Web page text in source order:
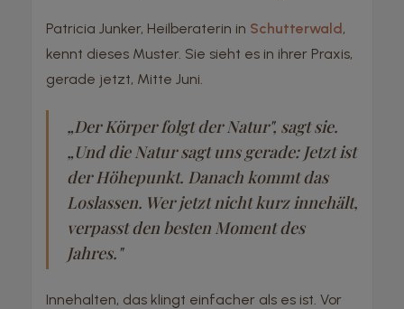
Patricia Junker, Heilberaterin in Schutterwald,
kennt dieses Muster. Sie sieht es in ihrer Praxis,
gerade jetzt, Mitte Juni.
„Der Körper folgt der Natur", sagt sie.
„Und die Natur sagt uns gerade: Jetzt ist
der Höhepunkt. Danach kommt das
Loslassen. Wer jetzt nicht kurz innehält,
verpasst den besten Moment des
Jahres."
Innehalten, das klingt einfacher als es ist. Vor